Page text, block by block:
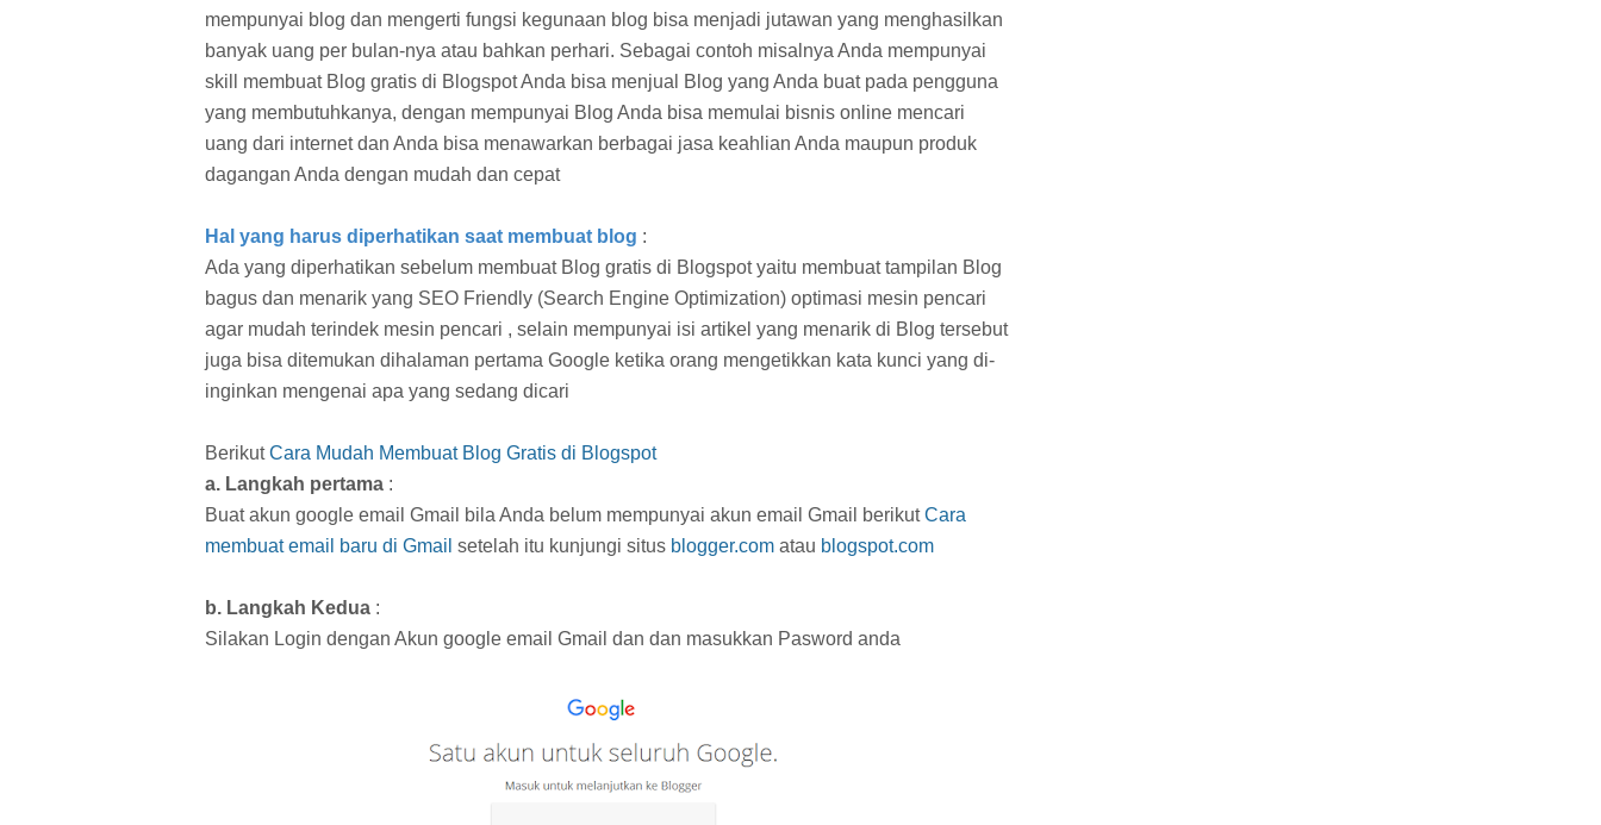
mempunyai blog dan mengerti fungsi kegunaan blog bisa menjadi jutawan yang menghasilkan
banyak uang per bulan-nya atau bahkan perhari. Sebagai contoh misalnya Anda mempunyai
skill membuat Blog gratis di Blogspot Anda bisa menjual Blog yang Anda buat pada pengguna
yang membutuhkanya, dengan mempunyai Blog Anda bisa memulai bisnis online mencari
uang dari internet dan Anda bisa menawarkan berbagai jasa keahlian Anda maupun produk
dagangan Anda dengan mudah dan cepat
Hal yang harus diperhatikan saat membuat blog :
Ada yang diperhatikan sebelum membuat Blog gratis di Blogspot yaitu membuat tampilan Blog
bagus dan menarik yang SEO Friendly (Search Engine Optimization) optimasi mesin pencari
agar mudah terindek mesin pencari , selain mempunyai isi artikel yang menarik di Blog tersebut
juga bisa ditemukan dihalaman pertama Google ketika orang mengetikkan kata kunci yang di-
inginkan mengenai apa yang sedang dicari
BerikutCara Mudah Membuat Blog Gratis di Blogspot
a. Langkah pertama :
Buat akun google email Gmail bila Anda belum mempunyai akun email Gmail berikutCara
membuat email baru di Gmail setelah itu kunjungi situs blogger.com atau blogspot.com
b. Langkah Kedua :
Silakan Login dengan Akun google email Gmail dan dan masukkan Pasword anda